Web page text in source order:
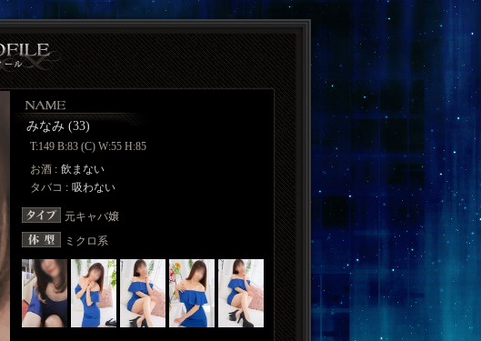
みなみ (33)
T:149 B:83 (C) W:55 H:85
お酒 : 飲まない
タバコ : 吸わない
元キャバ嬢
ミクロ系